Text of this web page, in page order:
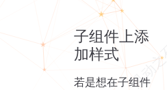
子组件上添
加样式
若是想在子组件